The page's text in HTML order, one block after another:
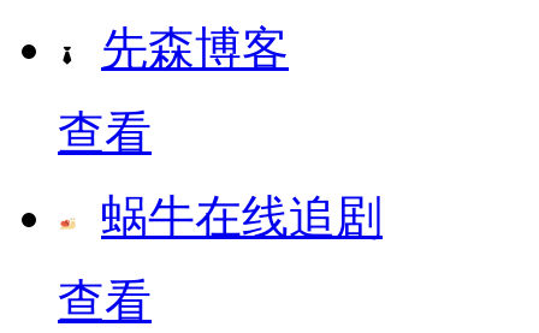
先森博客
查看
蜗牛在线追剧
查看